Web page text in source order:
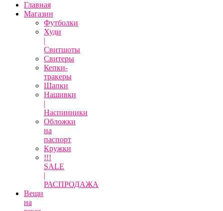
Главная
Магазин
Футболки
Худи
|
Свитшоты
Свитеры
Кепки-
тракеры
Шапки
Нашивки
|
Наспинники
Обложки
на
паспорт
Кружки
!!!
SALE
|
РАСПРОДАЖА
Вещи
на